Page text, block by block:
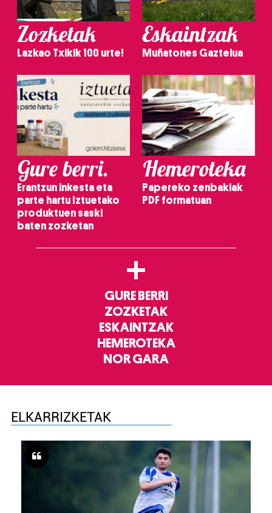
Zozketak
Lazkao Txikik 100 urte!
Eskaintzak
Muñatones Gaztelua
Gure berri.
Erantzun inkesta eta
parte hartu Iztuetako
produktuen saski
baten zozketan
Hemeroteka
Papereko zenbakiak
PDF formatuan
+
GURE BERRI
ZOZKETAK
ESKAINTZAK
HEMEROTEKA
NOR GARA
ELKARRIZKETAK